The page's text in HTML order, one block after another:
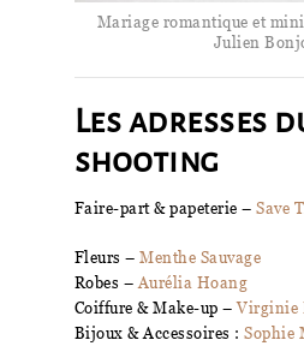
Mariage romantique et
Julien
Les adresses
shooting
Faire-part & papeterie – Save
Fleurs – Menthe Sauvage
Robes – Aurélia Hoang
Coiffure & Make-up –Virginie
Bijoux & Accessoires : Sophie